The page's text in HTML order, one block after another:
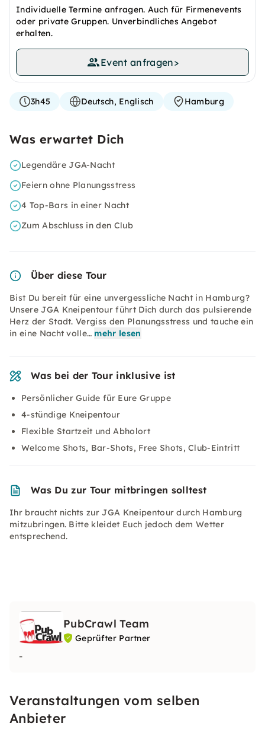
Individuelle Termine anfragen. Auch für Firmenevents
oder private Gruppen. Unverbindliches Angebot
erhalten.
Event anfragen>
3h45 Deutsch, Englisch Hamburg
Was erwartet Dich
Legendäre JGA-Nacht
Feiern ohne Planungsstress
4 Top-Bars in einer Nacht
Zum Abschluss in den Club
Über diese Tour
Bist Du bereit für eine unvergessliche Nacht in Hamburg?
Unsere JGA Kneipentour führt Dich durch das pulsierende
Herz der Stadt. Vergiss den Planungsstress und tauche ein
in eine Nacht volle… mehr lesen
Was bei der Tour inklusive ist
Persönlicher Guide für Eure Gruppe
4-stündige Kneipentour
Flexible Startzeit und Abholort
Welcome Shots, Bar-Shots, Free Shots, Club-Eintritt
Was Du zur Tour mitbringen solltest
Ihr braucht nichts zur JGA Kneipentour durch Hamburg
mitzubringen. Bitte kleidet Euch jedoch dem Wetter
entsprechend.
PubCrawl Team
Geprüfter Partner
-
Veranstaltungen vom selben
Anbieter